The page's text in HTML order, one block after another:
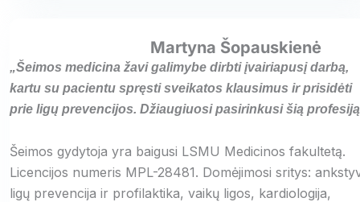
Martyna Šopauskienė
„Šeimos medicina žavi galimybe dirbti įvairiapusį darbą,
kartu su pacientu spręsti sveikatos klausimus ir prisidėti
prie ligų prevencijos. Džiaugiuosi pasirinkusi šią
Šeimos gydytoja yra baigusi LSMU Medicinos fakultetą.
Licencijos numeris MPL-28481. Domėjimosi sritys:
ligų prevencija ir profilaktika, vaikų ligos, kardiologija,